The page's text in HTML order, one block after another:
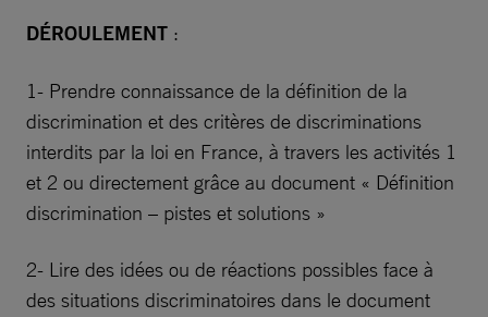
DÉROULEMENT :
1- Prendre connaissance de la définition de la
discrimination et des critères de discriminations
interdits par la loi en France, à travers les activités 1
et 2 ou directement grâce au document « Définition
discrimination – pistes et solutions »
2- Lire des idées ou de réactions possibles face à
des situations discriminatoires dans le document